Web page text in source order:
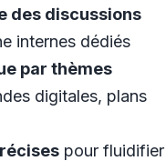
des discussions
internes dédiés
par thèmes
digitales, plans
pour fluidifier